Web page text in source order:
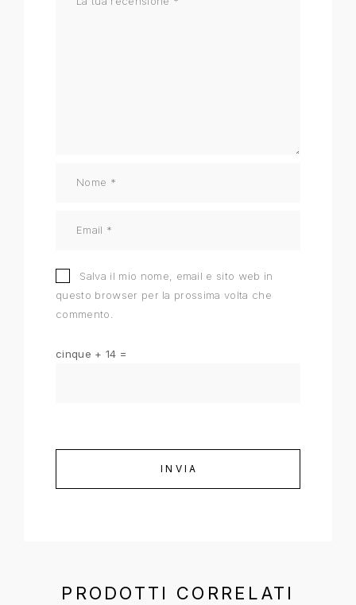
Salva il mio nome, email e sito web in
questo browser per la prossima volta che
commento.
cinque + 14 =
PRODOTTI CORRELATI